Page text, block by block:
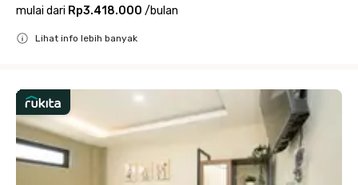
mulai dari Rp3.418.000 /bulan
Lihat info lebih banyak